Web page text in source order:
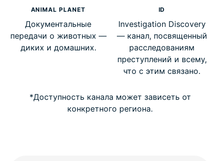
ANIMAL PLANET
Документальные
передачи о животных —
диких и домашних.
ID
Investigation Discovery
— канал, посвященный
расследованиям
преступлений и всему,
что с этим связано.
*Доступность канала может зависеть от
конкретного региона.